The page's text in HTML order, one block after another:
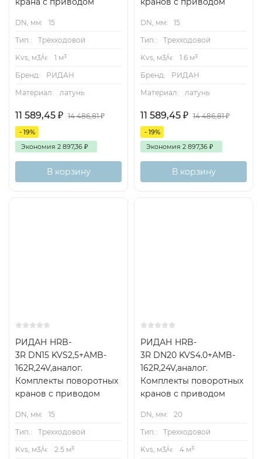
DN, мм:
15
Тип.:
Трехходовой
Kvs, м3/ч:
1 м³
Бренд:
РИДАН
Материал:
латунь
11 589,45 ₽ 14 486,81₽
- 19%
Экономия 2 897,36 ₽
В корзину
DN, мм:
15
Тип.:
Трехходовой
Kvs, м3/ч:
1.6 м³
Бренд:
РИДАН
Материал:
латунь
11 589,45 ₽ 14 486,81₽
- 19%
Экономия 2 897,36 ₽
В корзину
РИДАН HRB-
3R DN15 KVS2,5+AMB-
162R,24V,аналог.
Комплекты поворотных
кранов с приводом
DN, мм:
15
Тип.:
Трехходовой
Kvs, м3/ч:
2.5 м³
РИДАН HRB-
3R DN20 KVS4.0+AMB-
162R,24V,аналог.
Комплекты поворотных
кранов с приводом
DN, мм:
20
Тип.:
Трехходовой
Kvs, м3/ч:
4 м³